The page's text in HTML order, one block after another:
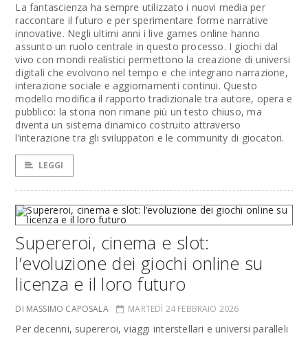
La fantascienza ha sempre utilizzato i nuovi media per
raccontare il futuro e per sperimentare forme narrative
innovative. Negli ultimi anni i live games online hanno
assunto un ruolo centrale in questo processo. I giochi dal
vivo con mondi realistici permettono la creazione di universi
digitali che evolvono nel tempo e che integrano narrazione,
interazione sociale e aggiornamenti continui. Questo
modello modifica il rapporto tradizionale tra autore, opera e
pubblico: la storia non rimane più un testo chiuso, ma
diventa un sistema dinamico costruito attraverso
l’interazione tra gli sviluppatori e le community di giocatori.
LEGGI
Supereroi, cinema e slot:
l’evoluzione dei giochi online su
licenza e il loro futuro
DI MASSIMO CAPOSALA MARTEDÌ 24 FEBBRAIO 2026
Per decenni, supereroi, viaggi interstellari e universi paralleli